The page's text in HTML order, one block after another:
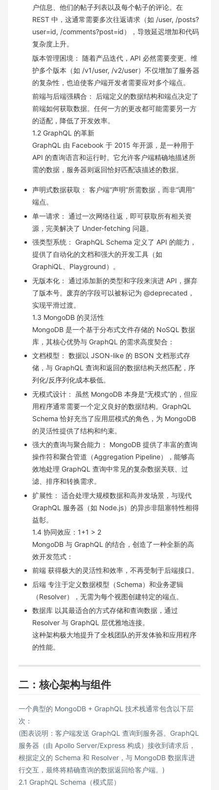
户信息、他们的帖子列表以及每个帖子的评论。在
REST 中，这通常需要多次往返请求（如 /user, /posts?
user=id, /comments?post=id），导致延迟增加和代码
复杂度上升。
版本管理困境： 随着产品迭代，API 必然需要变更。维
护多个版本（如 /v1/user, /v2/user）不仅增加了服务器
的复杂性，也迫使客户端开发者需要应对多个端点。
前端与后端强耦合： 后端定义的数据结构和端点决定了
前端如何获取数据。任何一方的更改都可能需要另一方
的适配，降低了开发效率。
1.2 GraphQL 的革新
GraphQL 由 Facebook 于 2015 年开源，是一种用于
API 的查询语言和运行时。它允许客户端精确地描述所
需的数据，服务器则返回恰好匹配该描述的数据。
声明式数据获取： 客户端“声明”所需数据，而非“调用”
端点。
单一请求： 通过一次网络往返，即可获取所有相关资
源，完美解决了 Under-fetching 问题。
强类型系统： GraphQL Schema 定义了 API 的能力，
提供了自动化的文档和强大的开发工具（如
GraphiQL、Playground）。
无版本化： 通过添加新的类型和字段来演进 API，摒弃
了版本号。废弃的字段可以被标记为 @deprecated，
实现平滑过渡。
1.3 MongoDB 的灵活性
MongoDB 是一个基于分布式文件存储的 NoSQL 数据
库，其核心优势与 GraphQL 的需求高度契合：
文档模型： 数据以 JSON-like 的 BSON 文档形式存
储，与 GraphQL 查询和返回的数据结构天然匹配，序
列化/反序列化成本极低。
无模式设计： 虽然 MongoDB 本身是“无模式”的，但应
用程序通常需要一个定义良好的数据结构。GraphQL
Schema 恰好充当了应用层模式的角色，为 MongoDB
的灵活性提供了结构和约束。
强大的查询与聚合能力： MongoDB 提供了丰富的查询
操作符和聚合管道（Aggregation Pipeline），能够高
效地处理 GraphQL 查询中常见的复杂数据关联、过
滤、排序和转换需求。
扩展性： 适合处理大规模数据和高并发场景，与现代
GraphQL 服务器（如 Node.js）的异步非阻塞特性相得
益彰。
1.4 协同效应：1+1 > 2
MongoDB 与 GraphQL 的结合，创造了一种全新的高
效开发范式：
前端 获得极大的灵活性和效率，不再受制于后端接口。
后端 专注于定义数据模型（Schema）和业务逻辑
（Resolver），无需为每个视图创建特定的端点。
数据库 以其最适合的方式存储和查询数据，通过
Resolver 与 GraphQL 层优雅地连接。
这种架构极大地提升了全栈团队的开发体验和应用程序
的性能。
二：核心架构与组件
一个典型的 MongoDB + GraphQL 技术栈通常包含以下层
次：
(图表说明：客户端发送 GraphQL 查询到服务器。GraphQL
服务器（由 Apollo Server/Express 构成）接收到请求后，
根据定义的 Schema 和 Resolver，与 MongoDB 数据库进
行交互，最终将精确查询的数据返回给客户端。)
2.1 GraphQL Schema（模式层）